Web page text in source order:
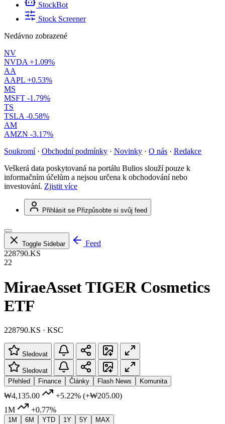
StockBot
Stock Screener
Nedávno zobrazené
NV
NVDA +1.09%
AA
AAPL +0.53%
MS
MSFT -1.79%
TS
TSLA -0.58%
AM
AMZN -3.17%
Soukromí · Obchodní podmínky · Novinky · O nás · Redakce
Veškerá data poskytovaná na portálu Bulios slouží pouze k
informačním účelům a nejsou určena k obchodování nebo
investování. Zjistit více
Přihlásit se Přizpůsobte si svůj feed
Toggle Sidebar
Feed
228790.KS
22
MiraeAsset TIGER Cosmetics
ETF
228790.KS · KSC
Sledovat
Sledovat
Přehled
Finance Články Flash News Komunita
₩4,135.00 +5.22% (+₩205.00)
1M
+0.77%
1M 6M YTD 1Y 5Y MAX